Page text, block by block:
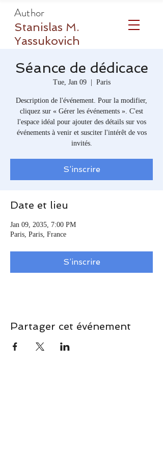
Stanislas M.
Yassukovich
Author
Séance de dédicace
Tue, Jan 09
  |
Paris
Description de l'événement. Pour la modifier,
cliquez sur « Gérer les événements ». C'est
l'espace idéal pour ajouter des détails sur vos
événements à venir et susciter l'intérêt de vos
invités.
S’inscrire
Date et lieu
Jan 09, 2035, 7:00 PM
Paris, Paris, France
S’inscrire
Partager cet événement